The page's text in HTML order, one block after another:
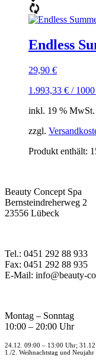
Endless
29,90 €
1.993,33 € / 1000
inkl. 19 % MwSt.
zzgl.
Produkt enthält:
Beauty Concept Spa
Bernsteindreherweg 2
23556 Lübeck
Tel.: 0451 292 88 933
Fax: 0451 292 88 935
E-Mail: info@beauty-
Montag – Sonntag
10:00 – 20:00 Uhr
24.12. 09:00 – 13:00 Uhr;
1./2. Weihnachtstag und Neujahr